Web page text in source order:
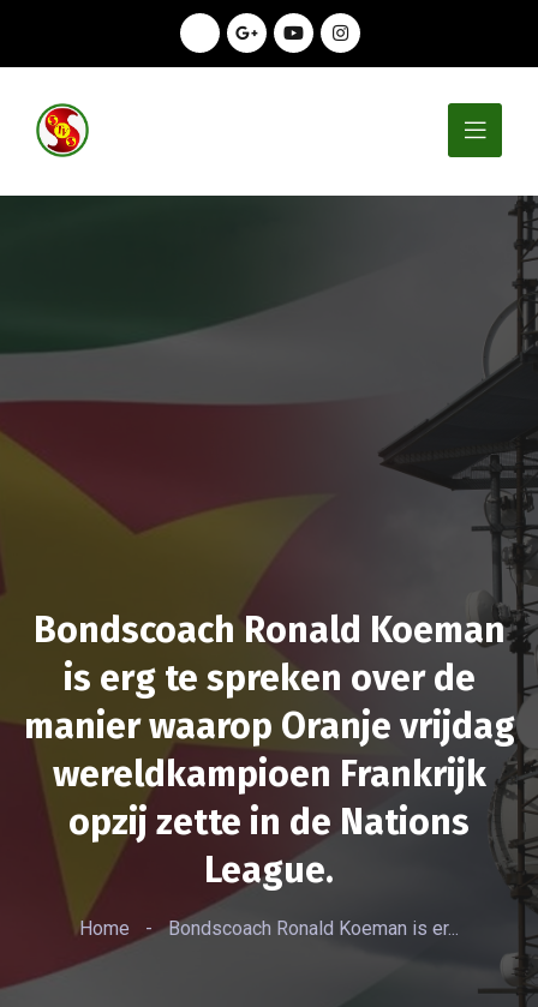
Bondscoach Ronald Koeman
is erg te spreken over de
manier waarop Oranje vrijdag
wereldkampioen Frankrijk
opzij zette in de Nations
League.
Home - Bondscoach Ronald Koeman is er...